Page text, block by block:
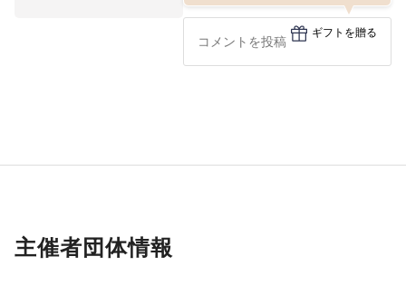
ギフトを贈る
主催者団体情報